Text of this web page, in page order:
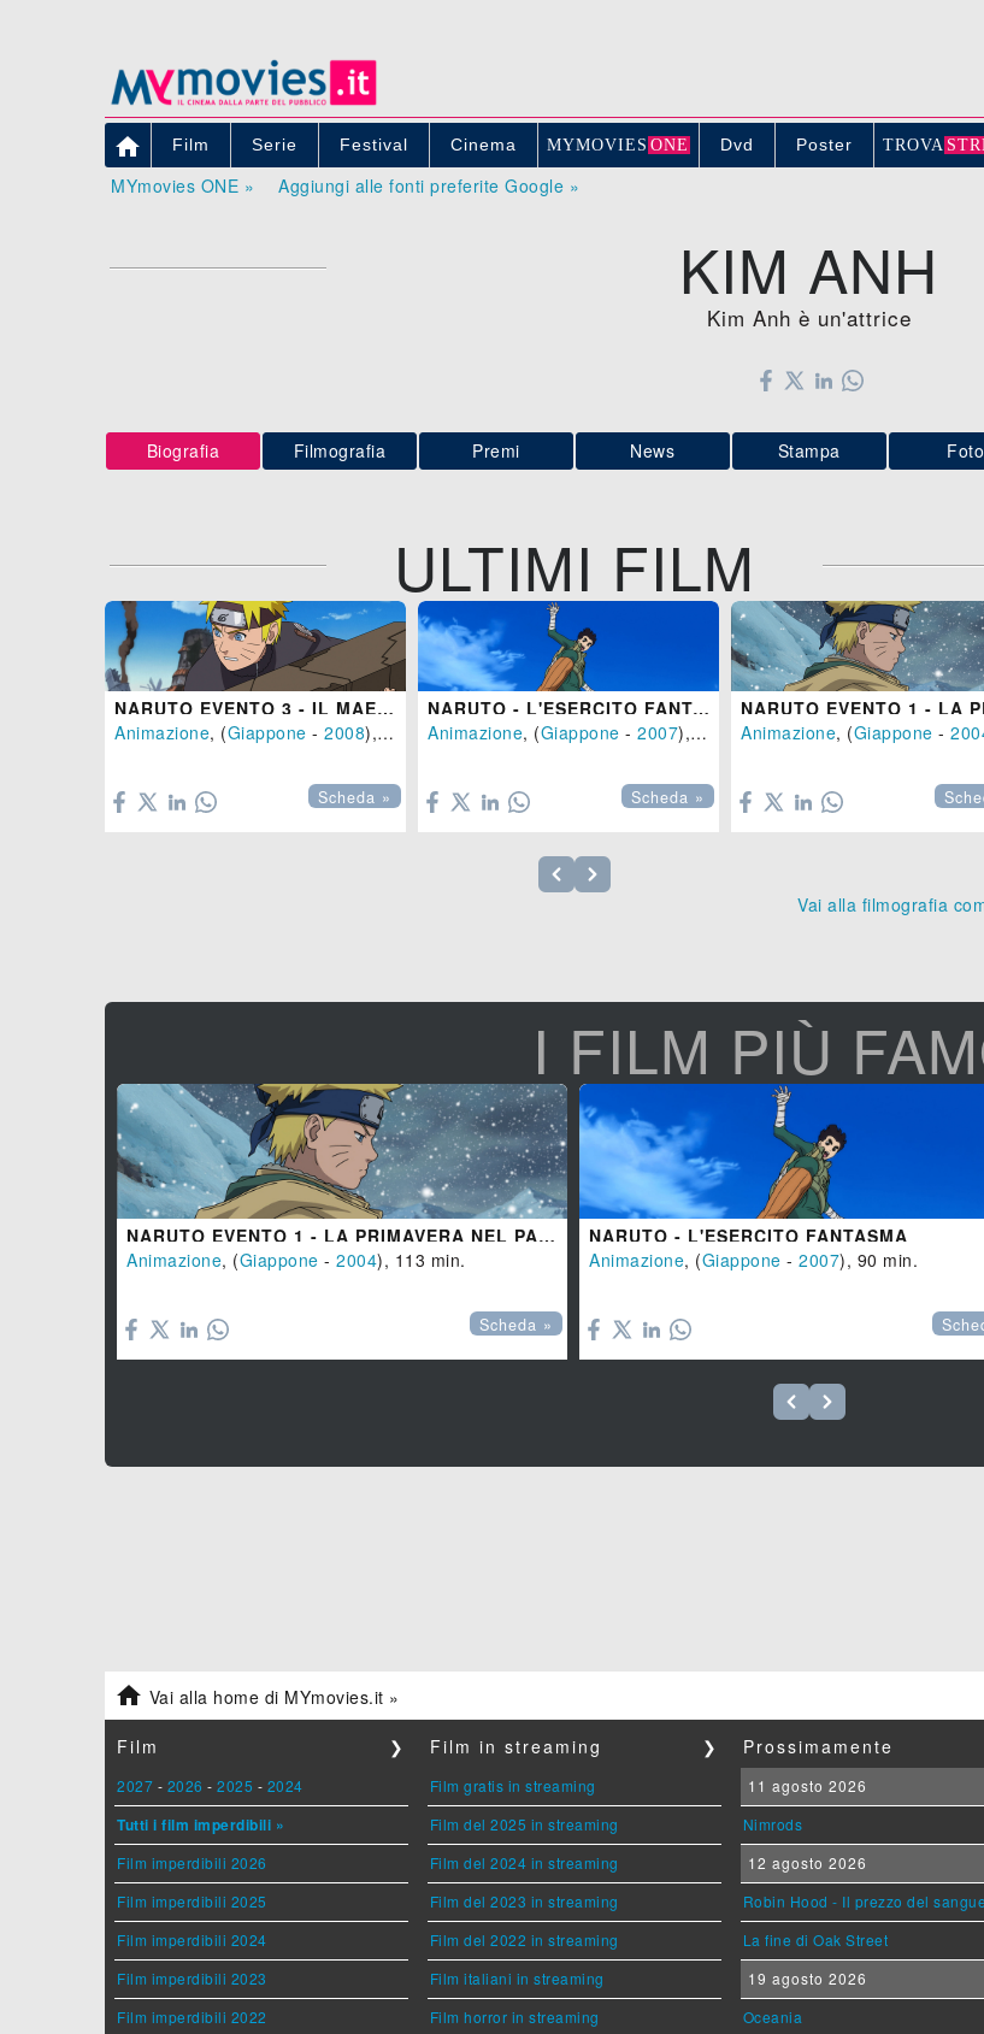
 Film Serie Festival Cinema MYMOVIE S ONE Dvd Poster TROVA
MYmovies ONE » Aggiungi alle fonti preferite Google »
KIM ANH
Kim Anh è un'attrice
Biografia Filmografia Premi News Stampa Foto
ULTIMI FILM
NARUTO EVENTO 3 - IL MAESTRO E IL DISCEPOLO - EREDI DELLA VOLONTÀ DEL FUOCO
Animazione, (Giappone - 2008), 93 min.
Scheda »
NARUTO - L'ESERCITO FANTASMA
Animazione, (Giappone - 2007), 90 min.
Scheda »
Animazione, (Giappone -
Vai alla filmografia
I FILM PIÙ
NARUTO EVENTO 1 - LA PRIMAVERA NEL PAESE DELLA NEVE - LA LEGGENDA DELLA PIETRA GELEL
Animazione, (Giappone - 2004), 113 min.
Scheda »
NARUTO - L'ESERCITO FANTASMA
Animazione, (Giappone - 2007), 90 min.
 Vai alla home di MYmovies.it »
Film ❯
2027 - 2026 - 2025 - 2024
Tutti i film imperdibili »
Film imperdibili 2026
Film imperdibili 2025
Film imperdibili 2024
Film imperdibili 2023
Film imperdibili 2022
Film in streaming ❯
Film gratis in streaming
Film del 2025 in streaming
Film del 2024 in streaming
Film del 2023 in streaming
Film del 2022 in streaming
Film italiani in streaming
Film horror in streaming
Prossimamente
11 agosto 2026
Nimrods
12 agosto 2026
Robin Hood - Il prezzo del sangue
La fine di Oak Street
19 agosto 2026
Oceania